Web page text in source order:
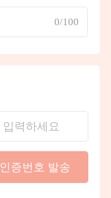
0/100
인증번호 발송